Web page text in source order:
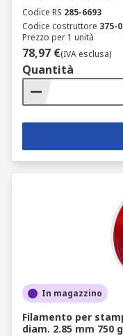
Codice RS 285-6693
Codice costruttore 375-
Prezzo per 1 unità
78,97 €(IVA esclusa)
Quantità
In magazzino
Filamento per
diam. 2.85 mm 750 g